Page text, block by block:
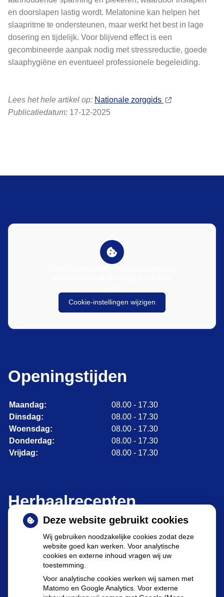
en doorslapen lastig wordt. Melatonine kan helpen het
slaapritme te ondersteunen, maar werkt het best in lage
dosering en tijdelijk. Voor blijvend effect is een
gecombineerde aanpak nodig met stressreductie, goede
slaaphygiëne en eventueel professionele begeleiding.
Lees het hele artikel op: Nationale zorggids
Publicatiedatum: 17-12-2025
Cookie-instellingen wijzigen
Openingstijden
Maandag:
08.00 - 17.30
Dinsdag:
08.00 - 17.30
Woensdag:
08.00 - 17.30
Donderdag:
08.00 - 17.30
Vrijdag:
08.00 - 17.30
Herhaalrecepten
Deze website gebruikt cookies
Wij gebruiken noodzakelijke cookies zodat deze
website goed kan werken. Voor analytische
cookies en externe inhoud vragen wij uw
toestemming.
Voor analytische cookies werken wij samen met
Matomo en Google Analytics. Voor externe